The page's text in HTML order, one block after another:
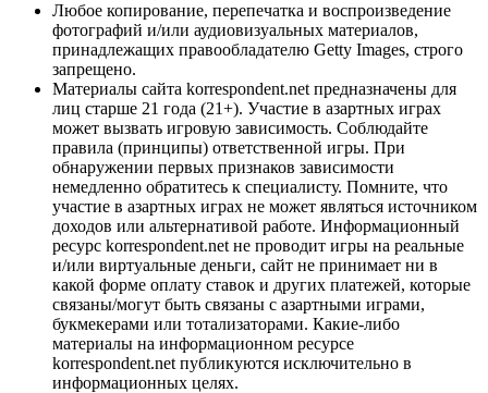
Любое копирование, перепечатка и воспроизведение
фотографий и/или аудиовизуальных материалов,
принадлежащих правообладателю Getty Images, строго
запрещено.
Материалы сайта korrespondent.net предназначены для
лиц старше 21 года (21+). Участие в азартных играх
может вызвать игровую зависимость. Соблюдайте
правила (принципы) ответственной игры. При
обнаружении первых признаков зависимости
немедленно обратитесь к специалисту. Помните, что
участие в азартных играх не может являться источником
доходов или альтернативой работе. Информационный
ресурс korrespondent.net не проводит игры на реальные
и/или виртуальные деньги, сайт не принимает ни в
какой форме оплату ставок и других платежей, которые
связаны/могут быть связаны с азартными играми,
букмекерами или тотализаторами. Какие-либо
материалы на информационном ресурсе
korrespondent.net публикуются исключительно в
информационных целях.